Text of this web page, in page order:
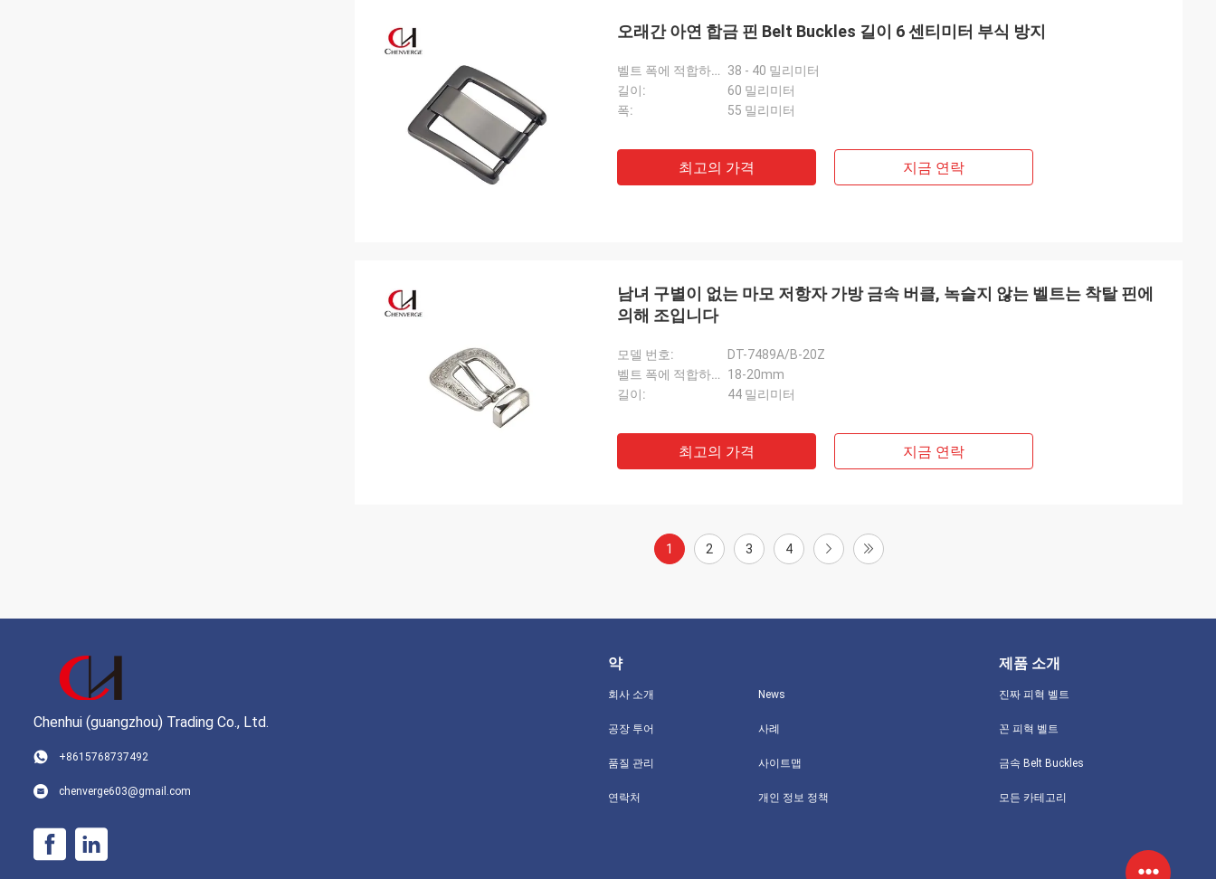
오래간 아연 합금 핀 Belt Buckles 길이 6 센티미터 부식 방지
벨트 폭에 적합하세요:
38 - 40 밀리미터
길이:
60 밀리미터
폭:
55 밀리미터
최고의 가격 지금 연락
남녀 구별이 없는 마모 저항자 가방 금속 버클, 녹슬지 않는 벨트는 착탈 핀에
의해 조입니다
모델 번호:
DT-7489A/B-20Z
벨트 폭에 적합하세요:
18-20mm
길이:
44 밀리미터
최고의 가격 지금 연락
1 2 3 4
Chenhui (guangzhou) Trading Co., Ltd.
+8615768737492
chenverge603@gmail.com
약
회사 소개
공장 투어
품질 관리
연락처
News
사례
사이트맵
개인 정보 정책
제품 소개
진짜 피혁 벨트
꼰 피혁 벨트
금속 Belt Buckles
모든 카테고리